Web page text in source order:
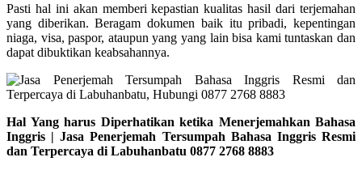
Pasti hal ini akan memberi kepastian kualitas hasil dari terjemahan
yang diberikan. Beragam dokumen baik itu pribadi, kepentingan
niaga, visa, paspor, ataupun yang yang lain bisa kami tuntaskan dan
dapat dibuktikan keabsahannya.
Hal Yang harus Diperhatikan ketika Menerjemahkan Bahasa
Inggris | Jasa Penerjemah Tersumpah Bahasa Inggris Resmi
dan Terpercaya di Labuhanbatu 0877 2768 8883